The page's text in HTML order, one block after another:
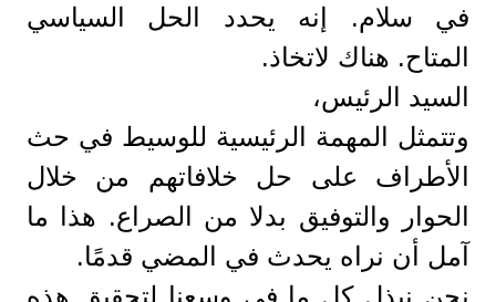
في سلام. إنه يحدد الحل السياسي
المتاح. هناك لاتخاذ.
السيد الرئيس،
وتتمثل المهمة الرئيسية للوسيط في حث
الأطراف على حل خلافاتهم من خلال
الحوار والتوفيق بدلا من الصراع. هذا ما
آمل أن نراه يحدث في المضي قدمًا.
نحن نبذل كل ما في وسعنا لتحقيق هذه